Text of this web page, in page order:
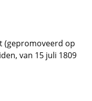
(gepromoveerd op
van 15 juli 1809